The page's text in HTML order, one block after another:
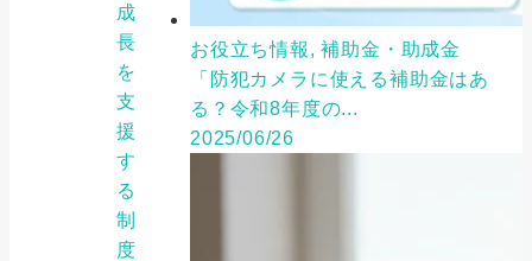
成
長
を
支
援
す
る
制
度
お役立ち情報, 補助金・助成金
「防犯カメラに使える補助金はあ
る？令和8年度の...
2025/06/26